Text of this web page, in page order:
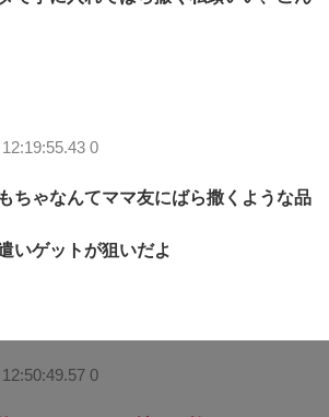
0
ちゃなんてママ友にばら撒くような品
いゲットが狙いだよ
0